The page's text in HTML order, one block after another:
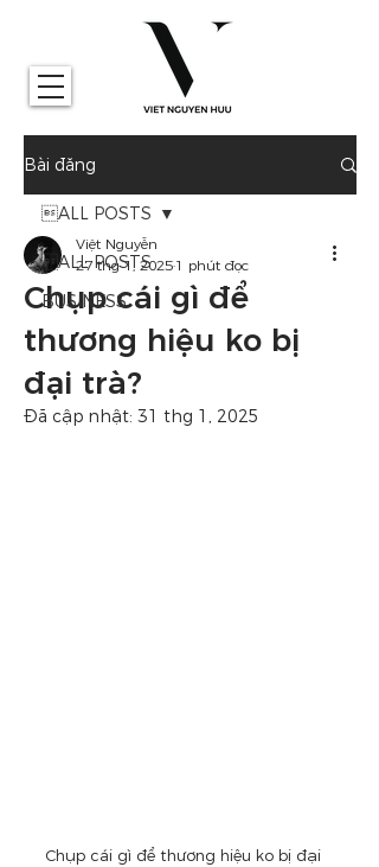
Bài đăng
ALL POSTS
BUSINESS
ALL POSTS
Chụp cái gì để
thương hiệu ko bị
đại trà?
Việt Nguyễn
27 thg 1, 2025 1 phút đọc
Đã cập nhật: 31 thg 1, 2025
Chụp cái gì để thương hiệu ko bị đại